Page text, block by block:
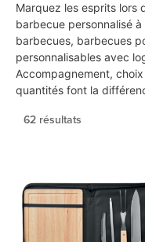
Marquez les esprits lors
barbecue personnalisé
barbecues, barbecues
personnalisables avec
Accompagnement,
quantités font la
62 résultats